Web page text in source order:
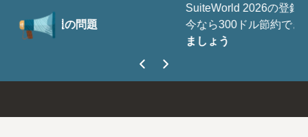
SuiteWorld 2026の登録が開始されました。
今なら300ドル節約できます。 今すぐ登録し